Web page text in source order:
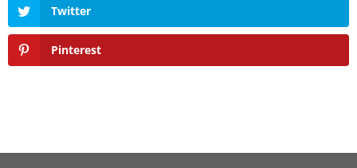
Twitter
Pinterest